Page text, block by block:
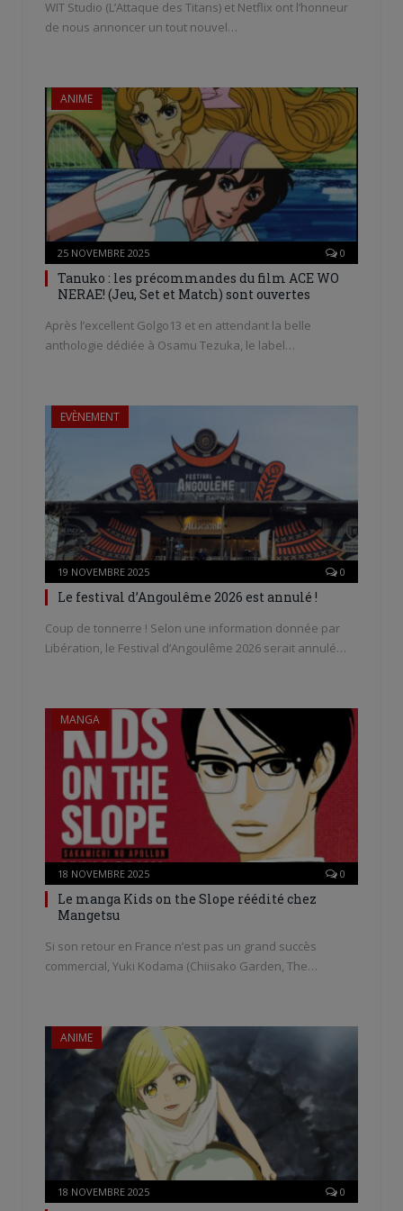
WIT Studio (L’Attaque des Titans) et Netflix ont l’honneur
de nous annoncer un tout nouvel…
ANIME
25 NOVEMBRE 2025 0
Tanuko : les précommandes du film ACE WO
NERAE! (Jeu, Set et Match) sont ouvertes
Après l’excellent Golgo13 et en attendant la belle
anthologie dédiée à Osamu Tezuka, le label…
EVÈNEMENT
19 NOVEMBRE 2025 0
Le festival d’Angoulême 2026 est annulé !
Coup de tonnerre ! Selon une information donnée par
Libération, le Festival d’Angoulême 2026 serait annulé…
MANGA
18 NOVEMBRE 2025 0
Le manga Kids on the Slope réédité chez
Mangetsu
Si son retour en France n’est pas un grand succès
commercial, Yuki Kodama (Chiisako Garden, The…
ANIME
18 NOVEMBRE 2025 0